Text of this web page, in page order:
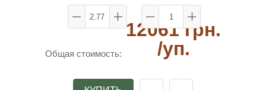
Общая стоимость:
12061 грн.
/уп.